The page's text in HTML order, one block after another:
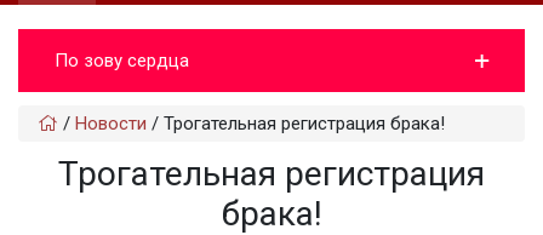
По зову сердца
/ Новости / Трогательная регистрация брака!
Трогательная регистрация
брака!